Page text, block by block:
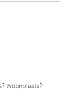
Woonplaats?